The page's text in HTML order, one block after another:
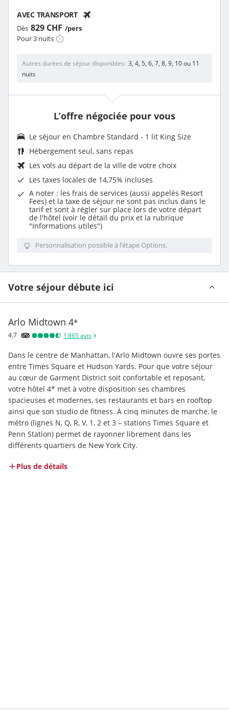
AVEC TRANSPORT
Dès 829 CHF /pers
Pour 3 nuits
Autres durées de séjour disponibles 3, 4, 5, 6, 7, 8, 9, 10 ou 11
nuits
L’offre négociée pour vous
Le séjour en Chambre Standard - 1 lit King Size
Hébergement seul, sans repas
Les vols au départ de la ville de votre choix
Les taxes locales de 14,75% incluses
A noter : les frais de services (aussi appelés Resort
Fees) et la taxe de séjour ne sont pas inclus dans le
tarif et sont à régler sur place lors de votre départ
de l'hôtel (voir le détail du prix et la rubrique
"Informations utiles")
Personnalisation possible à l’étape Options.
Votre séjour débute ici
Arlo Midtown 4*
4,7 1 865avis
Dans le centre de Manhattan, l'Arlo Midtown ouvre ses portes
entre Times Square et Hudson Yards. Pour que votre séjour
au cœur de Garment District soit confortable et reposant,
votre hôtel 4* met à votre disposition ses chambres
spacieuses et modernes, ses restaurants et bars en rooftop
ainsi que son studio de fitness. À cinq minutes de marche, le
métro (lignes N, Q, R, V, 1, 2 et 3 – stations Times Square et
Penn Station) permet de rayonner librement dans les
différents quartiers de New York City.
Plus de détails